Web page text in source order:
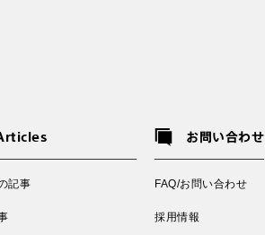
記事
お問い合わせ
FAQ/お問い合わせ
採用情報